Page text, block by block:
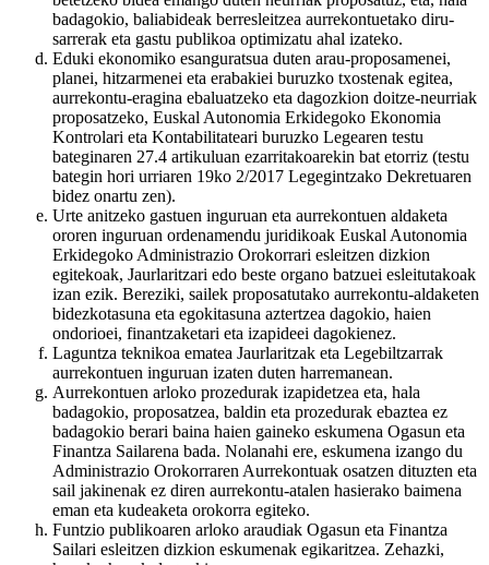
badagokio, baliabideak berresleitzea aurrekontuetako diru-
sarrerak eta gastu publikoa optimizatu ahal izateko.
Eduki ekonomiko esanguratsua duten arau-proposamenei,
planei, hitzarmenei eta erabakiei buruzko txostenak egitea,
aurrekontu-eragina ebaluatzeko eta dagozkion doitze-neurriak
proposatzeko, Euskal Autonomia Erkidegoko Ekonomia
Kontrolari eta Kontabilitateari buruzko Legearen testu
bateginaren 27.4 artikuluan ezarritakoarekin bat etorriz (testu
bategin hori urriaren 19ko 2/2017 Legegintzako Dekretuaren
bidez onartu zen).
Urte anitzeko gastuen inguruan eta aurrekontuen aldaketa
ororen inguruan ordenamendu juridikoak Euskal Autonomia
Erkidegoko Administrazio Orokorrari esleitzen dizkion
egitekoak, Jaurlaritzari edo beste organo batzuei esleitutakoak
izan ezik. Bereziki, sailek proposatutako aurrekontu-aldaketen
bidezkotasuna eta egokitasuna aztertzea dagokio, haien
ondorioei, finantzaketari eta izapideei dagokienez.
Laguntza teknikoa ematea Jaurlaritzak eta Legebiltzarrak
aurrekontuen inguruan izaten duten harremanean.
Aurrekontuen arloko prozedurak izapidetzea eta, hala
badagokio, proposatzea, baldin eta prozedurak ebaztea ez
badagokio berari baina haien gaineko eskumena Ogasun eta
Finantza Sailarena bada. Nolanahi ere, eskumena izango du
Administrazio Orokorraren Aurrekontuak osatzen dituzten eta
sail jakinenak ez diren aurrekontu-atalen hasierako baimena
eman eta kudeaketa orokorra egiteko.
Funtzio publikoaren arloko araudiak Ogasun eta Finantza
Sailari esleitzen dizkion eskumenak egikaritzea. Zehazki,